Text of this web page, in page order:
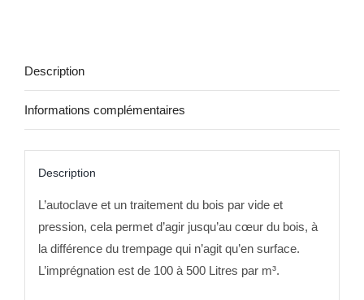
Description
Informations complémentaires
Description
L’autoclave et un traitement du bois par vide et
pression, cela permet d’agir jusqu’au cœur du bois, à
la différence du trempage qui n’agit qu’en surface.
L’imprégnation est de 100 à 500 Litres par m³.